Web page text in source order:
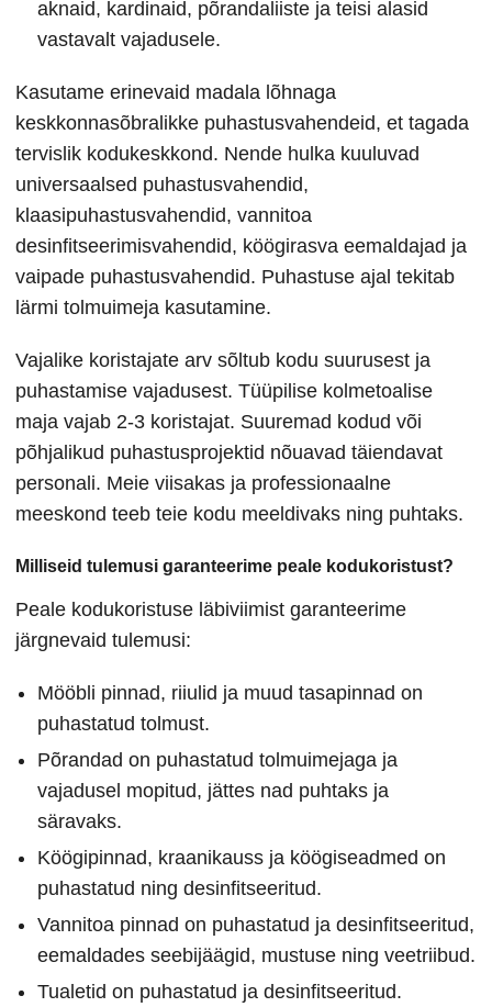
aknaid, kardinaid, põrandaliiste ja teisi alasid
vastavalt vajadusele.
Kasutame erinevaid madala lõhnaga
keskkonnasõbralikke puhastusvahendeid, et tagada
tervislik kodukeskkond. Nende hulka kuuluvad
universaalsed puhastusvahendid,
klaasipuhastusvahendid, vannitoa
desinfitseerimisvahendid, köögirasva eemaldajad ja
vaipade puhastusvahendid. Puhastuse ajal tekitab
lärmi tolmuimeja kasutamine.
Vajalike koristajate arv sõltub kodu suurusest ja
puhastamise vajadusest. Tüüpilise kolmetoalise
maja vajab 2-3 koristajat. Suuremad kodud või
põhjalikud puhastusprojektid nõuavad täiendavat
personali. Meie viisakas ja professionaalne
meeskond teeb teie kodu meeldivaks ning puhtaks.
Milliseid tulemusi garanteerime peale kodukoristust?
Peale kodukoristuse läbiviimist garanteerime
järgnevaid tulemusi:
Mööbli pinnad, riiulid ja muud tasapinnad on
puhastatud tolmust.
Põrandad on puhastatud tolmuimejaga ja
vajadusel mopitud, jättes nad puhtaks ja
säravaks.
Köögipinnad, kraanikauss ja köögiseadmed on
puhastatud ning desinfitseeritud.
Vannitoa pinnad on puhastatud ja desinfitseeritud,
eemaldades seebijäägid, mustuse ning veetriibud.
Tualetid on puhastatud ja desinfitseeritud.